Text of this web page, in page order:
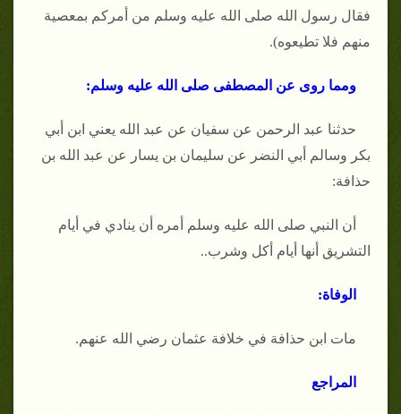
فقال رسول الله صلى الله عليه وسلم من أمركم بمعصية
منهم فلا تطيعوه).
ومما روى عن المصطفى صلى الله عليه وسلم:
حدثنا عبد الرحمن عن سفيان عن عبد الله يعني ابن أبي
بكر وسالم أبي النضر عن سليمان بن يسار عن عبد الله بن
حذافة:
أن النبي صلى الله عليه وسلم أمره أن ينادي في أيام
التشريق أنها أيام أكل وشرب..
الوفاة:
مات ابن حذافة في خلافة عثمان رضي الله عنهم.
المراجع